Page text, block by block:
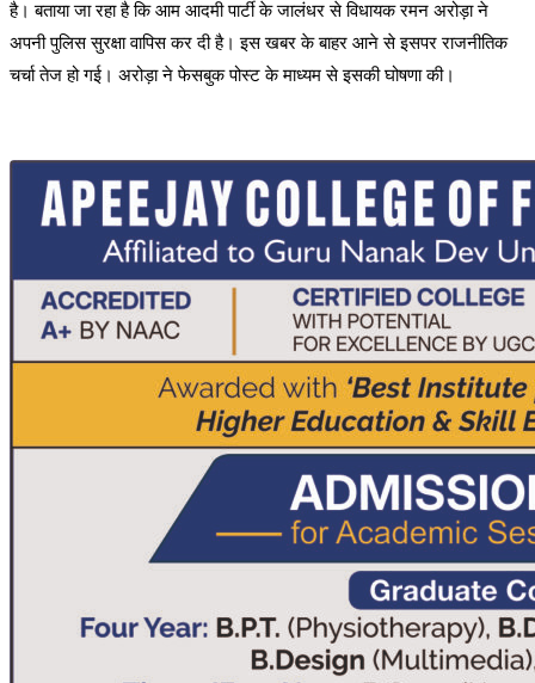
है। बताया जा रहा है कि आम आदमी पार्टी के जालंधर से विधायक रमन अरोड़ा ने
अपनी पुलिस सुरक्षा वापिस कर दी है। इस खबर के बाहर आने से इसपर राजनीतिक
चर्चा तेज हो गई। अरोड़ा ने फेसबुक पोस्ट के माध्यम से इसकी घोषणा की।